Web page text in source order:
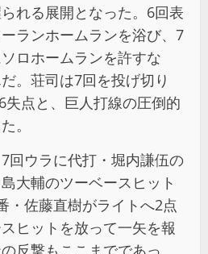
れる展開となった。6回表
ランホームランを浴び、7
ロホームランを許すな
。荘司は7回を投げ切り
失点と、巨人打線の圧倒的
。
回ウラに代打・堀内謙伍の
大輔のツーベースヒット
・佐藤直樹がライトへ2点
ヒットを放って一矢を報
反撃もここまでであっ